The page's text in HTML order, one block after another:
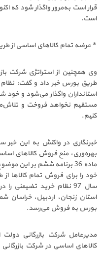
است.
* عرضه تمام کالاهای اساسی از
وی همچنین از استراتژی شرکت
طریق بورس خبر داد و گفت: نظام
استانداران واگذار می‌شود و خود
مستقیم نخواهد فروخت و
کنیم.
خبرنگاری در واکنش به این
بهره‌وری، منع فروش کالاهای
ماده 36 برنامه ششم بر این
خود را برای فروش تمام کالاها
استان زنجان، اردبیل، خراسان
بورس به فروش می‌رسد.
مدیرعامل شرکت بازرگانی دولت
کالاهای اساسی در شرکت